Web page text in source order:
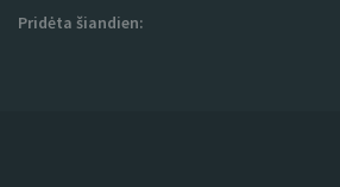
Pridėta šiandien: